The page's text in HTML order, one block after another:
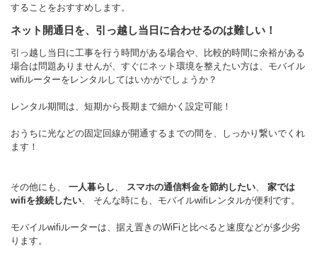
することをおすすめします。
ネット開通日を、引っ越し当日に合わせるのは難しい！
引っ越し当日に工事を行う時間がある場合や、比較的時間に余裕がある
場合は問題ありませんが、すぐにネット環境を整えたい方は、モバイル
wifiルーターをレンタルしてはいかがでしょうか？
レンタル期間は、短期から長期まで細かく設定可能！
おうちに光などの固定回線が開通するまでの間を、しっかり繋いでくれ
ます！
その他にも、 一人暮らし、 スマホの通信料金を節約したい、 家では
wifiを接続したい、 そんな時にも、モバイルwifiレンタルが便利です。
モバイルwifiルーターは、据え置きのWiFiと比べると速度などが多少劣
ります。